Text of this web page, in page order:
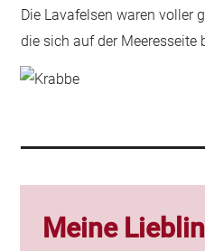
Die Lavafelsen waren voller
die sich auf der Meeresseite
Meine